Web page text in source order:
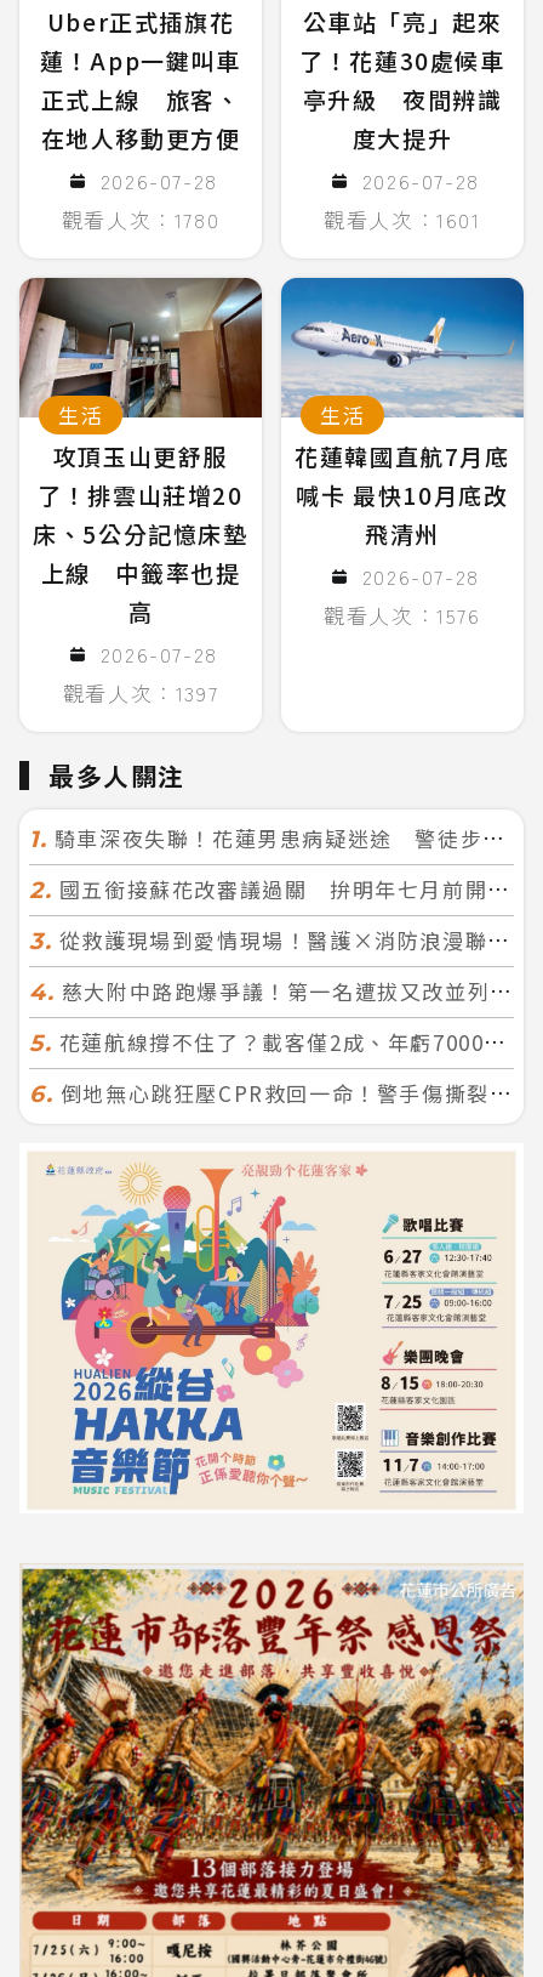
Uber正式插旗花
蓮！App一鍵叫車
正式上線 旅客、
在地人移動更方便
2026-07-28
觀看人次：1780
公車站「亮」起來
了！花蓮30處候車
亭升級 夜間辨識
度大提升
2026-07-28
觀看人次：1601
生活
攻頂玉山更舒服
了！排雲山莊增20
床、5公分記憶床墊
上線 中籤率也提
高
2026-07-28
觀看人次：1397
生活
花蓮韓國直航7月底
喊卡 最快10月底改
飛清州
2026-07-28
觀看人次：1576
最多人關注
1. 騎車深夜失聯！花蓮男患病疑迷途 警徒步百米急尋救回一命
2. 國五銜接蘇花改審議過關 拚明年七月前開工！台北花蓮2小時生活圈成形
3. 從救護現場到愛情現場！醫護×消防浪漫聯誼 32人配對成功5對
4. 慈大附中路跑爆爭議！第一名遭拔又改並列 家長怒：難以接受
5. 花蓮航線撐不住了？載客僅2成、年虧7000萬 華信喊：真的快飛不下去
6. 倒地無心跳狂壓CPR救回一命！警手傷撕裂仍不放手 竟救到藝人何篤霖哥哥